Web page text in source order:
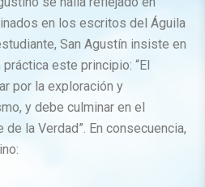
en los escritos del Águila
San Agustín insiste en
este principio: “El
por la exploración y
y debe culminar en el
la Verdad”. En consecuencia,